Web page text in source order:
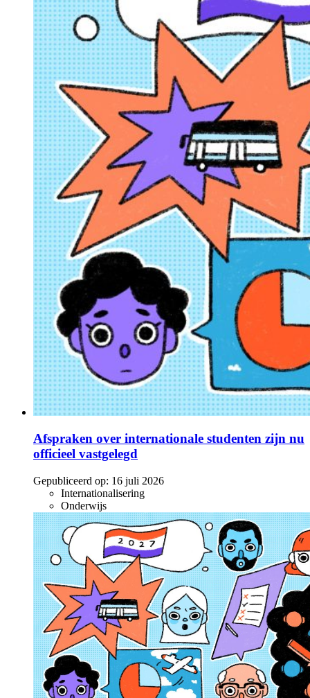
Afspraken over internationale studenten zijn nu
officieel vastgelegd
Gepubliceerd op: 16 juli 2026
Internationalisering
Onderwijs